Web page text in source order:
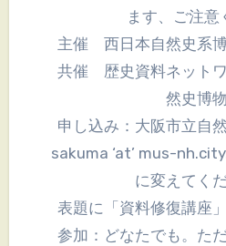
ます、ご注意
主催 西日本自然史系
共催 歴史資料ネット
然史博
申し込み：大阪市立自
sakuma ‘at’ mus-
に変えてくだ
表題に「資料修復講座
参加：どなたでも。た